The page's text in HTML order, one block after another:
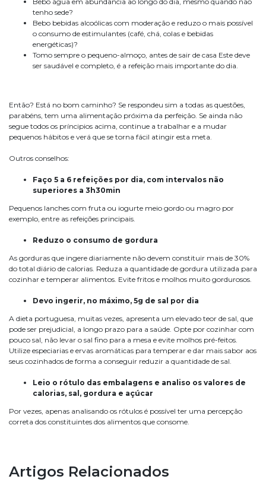
tenho sede?
Bebo bebidas alcoólicas com moderação e reduzo o mais possível
o consumo de estimulantes (café, chá, colas e bebidas
energéticas)?
Tomo sempre o pequeno-almoço, antes de sair de casa Este deve
ser saudável e completo, é a refeição mais importante do dia.
Então? Está no bom caminho? Se respondeu sim a todas as questões,
parabéns, tem uma alimentação próxima da perfeição. Se ainda não
segue todos os príncipios acima, continue a trabalhar e a mudar
pequenos hábitos e verá que se torna fácil atingir esta meta.
Outros conselhos:
Faço 5 a 6 refeições por dia, com intervalos não
superiores a 3h30min
Pequenos lanches com fruta ou iogurte meio gordo ou magro por
exemplo, entre as refeições principais.
Reduzo o consumo de gordura
As gorduras que ingere diariamente não devem constituir mais de 30%
do total diário de calorias. Reduza a quantidade de gordura utilizada para
cozinhar e temperar alimentos. Evite fritos e molhos muito gordurosos.
Devo ingerir, no máximo, 5g de sal por dia
A dieta portuguesa, muitas vezes, apresenta um elevado teor de sal, que
pode ser prejudicial, a longo prazo para a saúde. Opte por cozinhar com
pouco sal, não levar o sal fino para a mesa e evite molhos pré-feitos.
Utilize especiarias e ervas aromáticas para temperar e dar mais sabor aos
seus cozinhados de forma a conseguir reduzir a quantidade de sal.
Leio o rótulo das embalagens e analiso os valores de
calorias, sal, gordura e açúcar
Por vezes, apenas analisando os rótulos é possível ter uma percepção
correta dos constituintes dos alimentos que consome.
Artigos Relacionados